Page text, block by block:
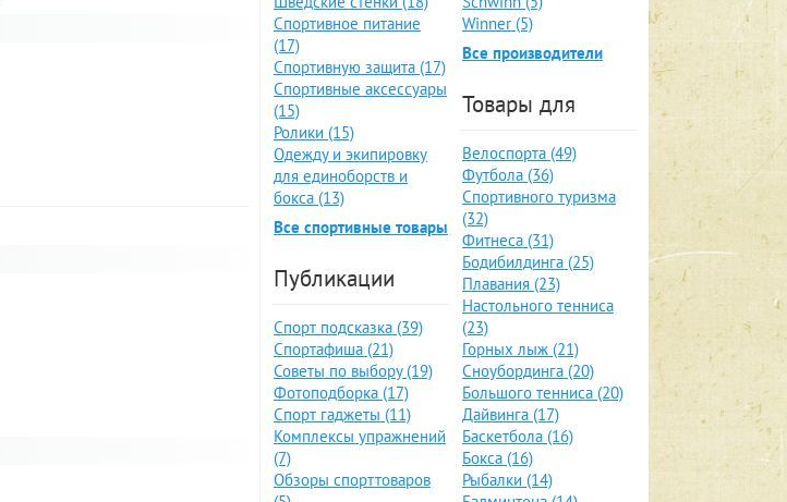
Спортивное питание
(17)
Спортивную защита (17)
Спортивные аксессуары
(15)
Ролики (15)
Одежду и экипировку
для единоборств и
бокса (13)
Все спортивные товары
Публикации
Спорт подсказка (39)
Спортафиша (21)
Советы по выбору (19)
Фотоподборка (17)
Спорт гаджеты (11)
Комплексы упражнений
(7)
Обзоры спорттоваров
Winner (5)
Все производители
Товары для
Велоспорта (49)
Футбола (36)
Спортивного туризма
(32)
Фитнеса (31)
Бодибилдинга (25)
Плавания (23)
Настольного тенниса
(23)
Горных лыж (21)
Сноубординга (20)
Большого тенниса (20)
Дайвинга (17)
Баскетбола (16)
Бокса (16)
Рыбалки (14)